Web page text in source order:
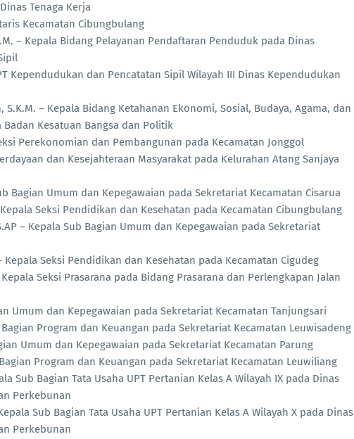
Tenaga Kerja
Kecamatan Cibungbulang
– Kepala Bidang Pelayanan Pendaftaran Penduduk pada Dinas
Kependudukan dan Pencatatan Sipil Wilayah III Dinas Kependudukan
S.K.M. – Kepala Bidang Ketahanan Ekonomi, Sosial, Budaya, Agama, dan
Kesatuan Bangsa dan Politik
Perekonomian dan Pembangunan pada Kecamatan Jonggol
dan Kesejahteraan Masyarakat pada Kelurahan Atang Sanjaya
Bagian Umum dan Kepegawaian pada Sekretariat Kecamatan Cisarua
Seksi Pendidikan dan Kesehatan pada Kecamatan Cibungbulang
– Kepala Sub Bagian Umum dan Kepegawaian pada Sekretariat
Kepala Seksi Pendidikan dan Kesehatan pada Kecamatan Cigudeg
Kepala Seksi Prasarana pada Bidang Prasarana dan Perlengkapan Jalan
Umum dan Kepegawaian pada Sekretariat Kecamatan Tanjungsari
Bagian Program dan Keuangan pada Sekretariat Kecamatan Leuwisadeng
Umum dan Kepegawaian pada Sekretariat Kecamatan Parung
Program dan Keuangan pada Sekretariat Kecamatan Leuwiliang
Sub Bagian Tata Usaha UPT Pertanian Kelas A Wilayah IX pada Dinas
Perkebunan
Sub Bagian Tata Usaha UPT Pertanian Kelas A Wilayah X pada Dinas
Perkebunan